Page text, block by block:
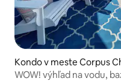
Kondo v meste Corpus
WOW! výhľad na vodu,